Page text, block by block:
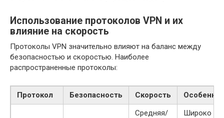
Использование протоколов VPN и их
влияние на скорость
Протоколы VPN значительно влияют на баланс между
безопасностью и скоростью. Наиболее
распространенные протоколы:
Протокол Безопасность Скорость
Средняя/
Широко